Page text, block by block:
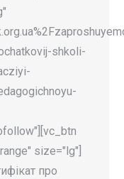
shkoli-
size="lg"]
про